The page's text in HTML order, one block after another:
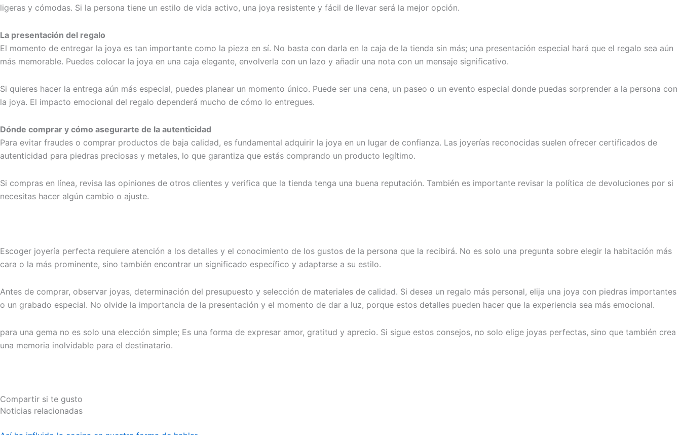
ligeras y cómodas. Si la persona tiene un estilo de vida activo, una joya resistente y fácil de llevar será la mejor opción.
La presentación del regalo
El momento de entregar la joya es tan importante como la pieza en sí. No basta con darla en la caja de la tienda sin más; una presentación especial hará que el regalo sea aún
más memorable. Puedes colocar la joya en una caja elegante, envolverla con un lazo y añadir una nota con un mensaje significativo.
Si quieres hacer la entrega aún más especial, puedes planear un momento único. Puede ser una cena, un paseo o un evento especial donde puedas sorprender a la persona con
la joya. El impacto emocional del regalo dependerá mucho de cómo lo entregues.
Dónde comprar y cómo asegurarte de la autenticidad
Para evitar fraudes o comprar productos de baja calidad, es fundamental adquirir la joya en un lugar de confianza. Las joyerías reconocidas suelen ofrecer certificados de
autenticidad para piedras preciosas y metales, lo que garantiza que estás comprando un producto legítimo.
Si compras en línea, revisa las opiniones de otros clientes y verifica que la tienda tenga una buena reputación. También es importante revisar la política de devoluciones por si
necesitas hacer algún cambio o ajuste.
Escoger joyería perfecta requiere atención a los detalles y el conocimiento de los gustos de la persona que la recibirá. No es solo una pregunta sobre elegir la habitación más
cara o la más prominente, sino también encontrar un significado específico y adaptarse a su estilo.
Antes de comprar, observar joyas, determinación del presupuesto y selección de materiales de calidad. Si desea un regalo más personal, elija una joya con piedras importantes
o un grabado especial. No olvide la importancia de la presentación y el momento de dar a luz, porque estos detalles pueden hacer que la experiencia sea más emocional.
para una gema no es solo una elección simple; Es una forma de expresar amor, gratitud y aprecio. Si sigue estos consejos, no solo elige joyas perfectas, sino que también crea
una memoria inolvidable para el destinatario.
Compartir si te gusto
Noticias relacionadas